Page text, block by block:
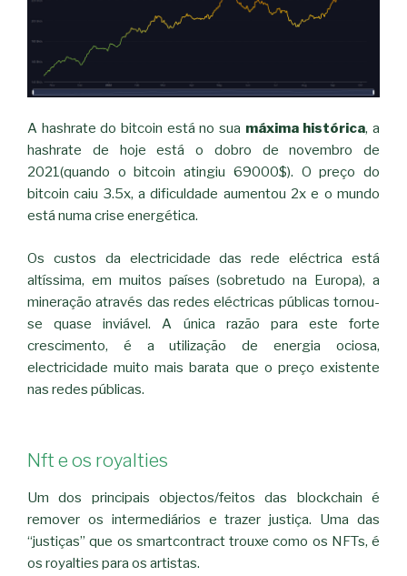
A hashrate do bitcoin está no sua máxima histórica, a
hashrate de hoje está o dobro de novembro de
2021(quando o bitcoin atingiu 69000$). O preço do
bitcoin caiu 3.5x, a dificuldade aumentou 2x e o mundo
está numa crise energética.
Os custos da electricidade das rede eléctrica está
altíssima, em muitos países (sobretudo na Europa), a
mineração através das redes eléctricas públicas tornou-
se quase inviável. A única razão para este forte
crescimento, é a utilização de energia ociosa,
electricidade muito mais barata que o preço existente
nas redes públicas.
Nft e os royalties
Um dos principais objectos/feitos das blockchain é
remover os intermediários e trazer justiça. Uma das
“justiças” que os smartcontract trouxe como os NFTs, é
os royalties para os artistas.